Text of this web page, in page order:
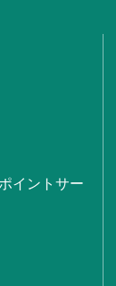
イントサー